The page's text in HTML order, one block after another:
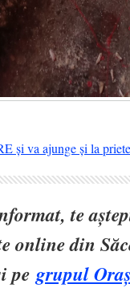
și va ajunge și la
te
online din
pegrupul